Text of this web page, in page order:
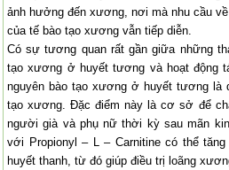
ảnh hưởng đến xương, nơi mà nhu cầu
của tế bào tạo xương vẫn tiếp diễn.
Có sự tương quan rất gần giữa những
tạo xương ở huyết tương và hoạt động
nguyên bào tạo xương ở huyết tương là
tạo xương. Đặc điểm này là cơ sở để
người già và phụ nữ thời kỳ sau mãn
với Propionyl – L – Carnitine có thể
huyết thanh, từ đó giúp điều trị loãng